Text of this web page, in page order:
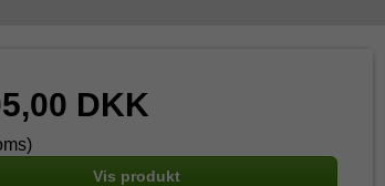
DKK
Vis produkt